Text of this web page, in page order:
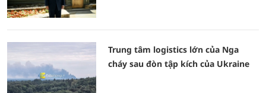
Trung tâm logistics lớn của Nga
cháy sau đòn tập kích của Ukraine